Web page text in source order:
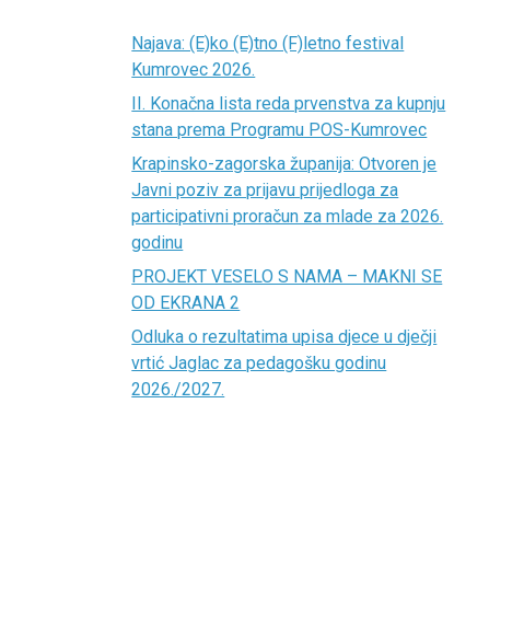
Najava: (E)ko (E)tno (F)letno festival
Kumrovec 2026.
II. Konačna lista reda prvenstva za kupnju
stana prema Programu POS-Kumrovec
Krapinsko-zagorska županija: Otvoren je
Javni poziv za prijavu prijedloga za
participativni proračun za mlade za 2026.
godinu
PROJEKT VESELO S NAMA – MAKNI SE
OD EKRANA 2
Odluka o rezultatima upisa djece u dječji
vrtić Jaglac za pedagošku godinu
2026./2027.